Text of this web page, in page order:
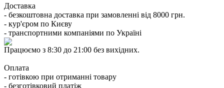
Доставка
- безкоштовна доставка при замовленні від 8000 грн.
- кур'єром по Києву
- транспортними компаніями по Україні
Працюємо з 8:30 до 21:00 без вихідних.
Оплата
- готівкою при отриманні товару
- безготівковий платіж